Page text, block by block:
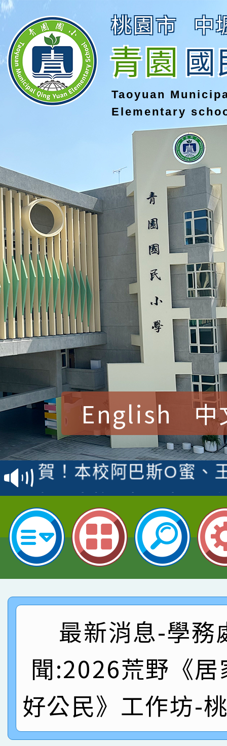
桃園市 中
青園國
Taoyuan
Elementary
English 中
賀！本校參加桃園市中
賽 洪綺君教師榮獲社
名
賀！本校阿巴斯O蜜、
倩參加桃園市科展 國
名 指導老師王老師、
賀！本校四年二班張O
園市英語競賽國小朗讀
指導老師林老師
賀！本校參加桃園市中
賽 劉文瑛教師榮獲教
臺灣台語-第二名
賀！本校參與2026世
市賽榮獲科學小創客佳
創客第三名。
賀！本校參加桃園市中
賽 洪綺君教師榮獲社
賀！本校阿巴斯O蜜、
倩參加桃園市科展 國
名 指導老師王老師、
賀！本校四年二班張O
園市英語競賽國小朗讀
指導老師林老師
賀！本校參加桃園市中
賽 劉文瑛教師榮獲教
賀！本校參與2026世
最新消息-學務
聞:2026荒野《居
好公民》工作坊-